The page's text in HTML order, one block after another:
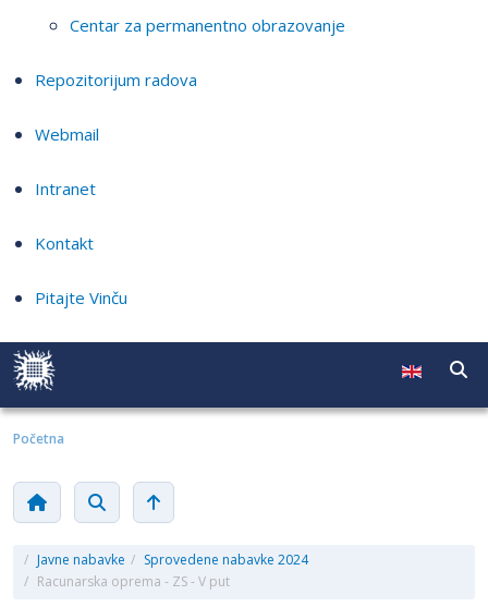
Centar za permanentno obrazovanje
Repozitorijum radova
Webmail
Intranet
Kontakt
Pitajte Vinču
Početna
/ Javne nabavke / Sprovedene nabavke 2024
/ Racunarska oprema - ZS - V put